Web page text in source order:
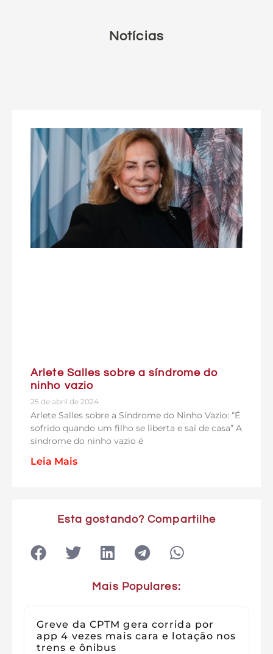
Notícias
Arlete Salles sobre a síndrome do
ninho vazio
25 de abril de 2024
Arlete Salles sobre a Síndrome do Ninho Vazio: “É
sofrido quando um filho se liberta e sai de casa” A
síndrome do ninho vazio é
Leia Mais
Esta gostando? Compartilhe
Mais Populares:
Greve da CPTM gera corrida por
app 4 vezes mais cara e lotação nos
trens e ônibus